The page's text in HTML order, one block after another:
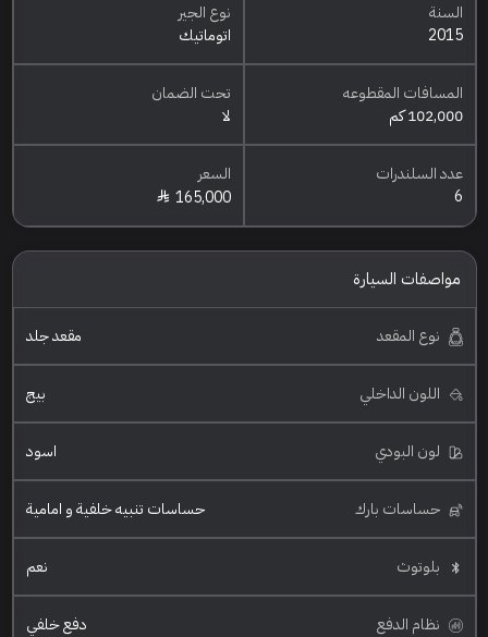
السنة
2015
نوع الجير
اتوماتيك
المسافات المقطوعه
102,000 كم
تحت الضمان
لا
عدد السلندرات
6
السعر
165,000
مواصفات السيارة
نوع المقعد مقعد جلد
اللون الداخلي بيج
لون البودي اسود
حساسات بارك حساسات تنبيه خلفية و امامية
بلوتوث نعم
نظام الدفع دفع خلفي